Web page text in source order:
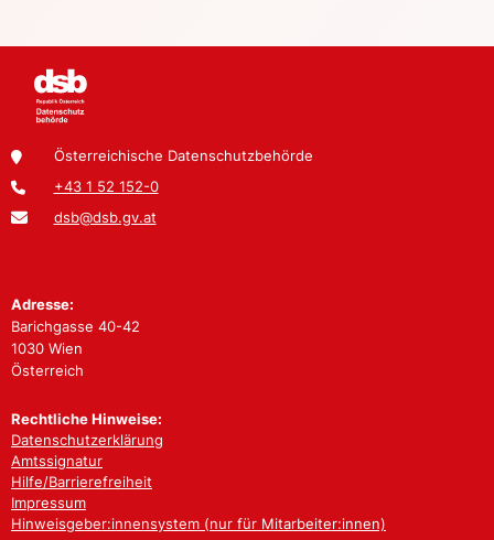
Österreichische Datenschutzbehörde
+43 1 52 152-0
dsb@dsb.gv.at
Adresse:
Barichgasse 40-42
1030 Wien
Österreich
Rechtliche Hinweise:
Datenschutzerklärung
Amtssignatur
Hilfe/Barrierefreiheit
Impressum
Hinweisgeber:innensystem (nur für Mitarbeiter:innen)